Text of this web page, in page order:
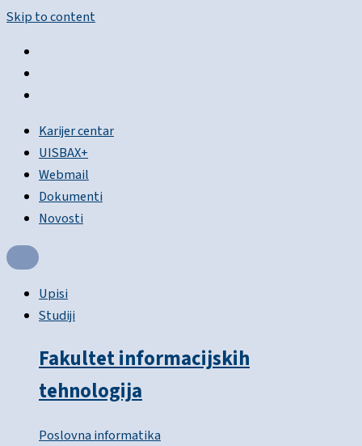
Skip to content
Karijer centar
UISBAX+
Webmail
Dokumenti
Novosti
Upisi
Studiji
Fakultet informacijskih
tehnologija
Poslovna informatika